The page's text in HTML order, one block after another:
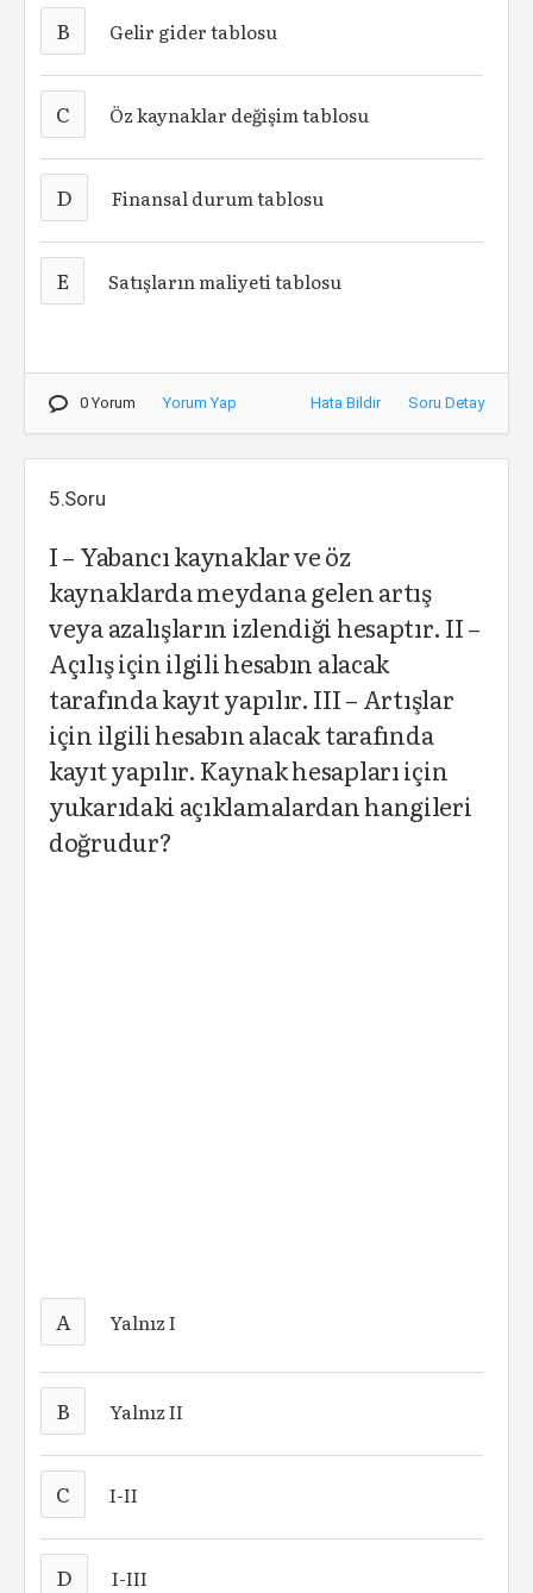
B Gelir gider tablosu
C Öz kaynaklar değişim tablosu
D Finansal durum tablosu
E Satışların maliyeti tablosu
0 Yorum Yorum Yap Hata Bildir Soru Detay
5.Soru
I – Yabancı kaynaklar ve öz
kaynaklarda meydana gelen artış
veya azalışların izlendiği hesaptır. II –
Açılış için ilgili hesabın alacak
tarafında kayıt yapılır. III – Artışlar
için ilgili hesabın alacak tarafında
kayıt yapılır. Kaynak hesapları için
yukarıdaki açıklamalardan hangileri
doğrudur?
A Yalnız I
B Yalnız II
C I-II
D I-III